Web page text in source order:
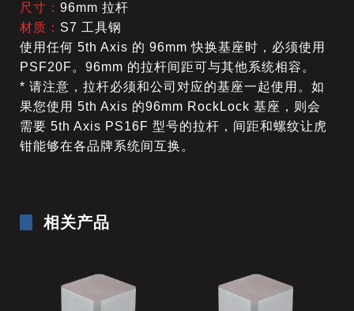
尺寸：96mm 拉杆
材质： S7 工具钢
使用任何 5th Axis 的 96mm 快换基座时 ，必须使用
PSF20F。96mm 的拉杆间距可与其他系统相容。
* 请注意，拉杆必须和公司对应的基座一起使用。如
果您使用 5th Axis 的96mm RockLock 基座，则会
需要 5th Axis PS16F 型号的拉杆，间距和螺纹让虎
钳能够在各品牌系统间互换。
相关产品